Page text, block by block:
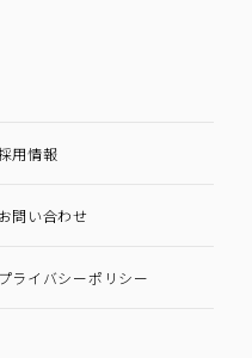
用情報
お問い合わせ
プライバシーポリシー